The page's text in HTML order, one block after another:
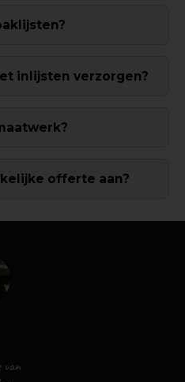
inlijsten verzorgen?
offerte aan?